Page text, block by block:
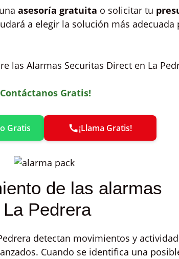
asesoría gratuita o solicitar tu
a elegir la solución más adecuada
las Alarmas Securitas Direct en La
Gratis!
Gratis ¡Llama Gratis!
de las alarmas
Pedrera
detectan movimientos y
Cuando se identifica una